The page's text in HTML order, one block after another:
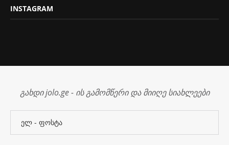
INSTAGRAM
გახდი jolo.ge - ის გამომწერი და მიიღე სიახლეები